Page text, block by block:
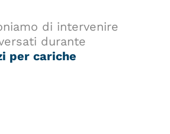
di intervenire
durante
per cariche